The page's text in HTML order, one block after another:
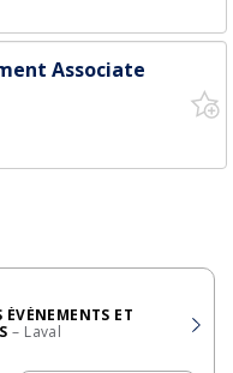
Associate
ÉVÉNEMENTS ET
– Laval